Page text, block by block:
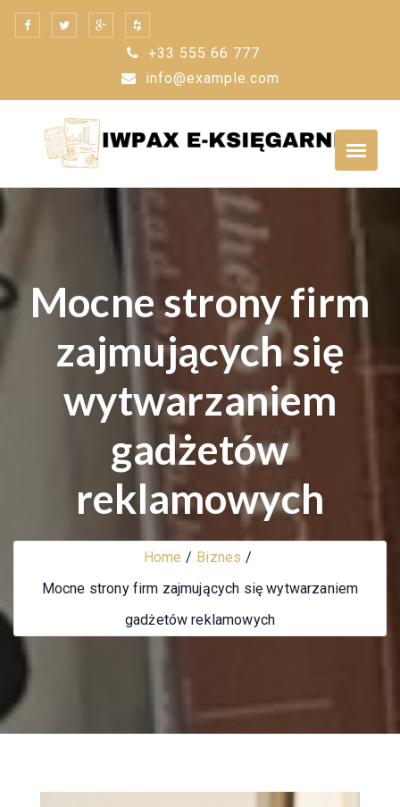
Skip
+33 555 66 777
info@example.com
Mocne strony firm
zajmujących się
wytwarzaniem
gadżetów
reklamowych
Home
Biznes
Mocne strony firm zajmujących się wytwarzaniem
gadżetów reklamowych